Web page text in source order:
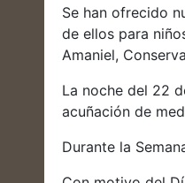
Se han ofrecido
de ellos para
Amaniel,
La noche del 22
acuñación de
Durante la